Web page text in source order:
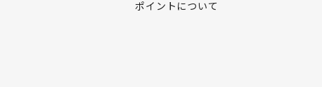
ポイントについて